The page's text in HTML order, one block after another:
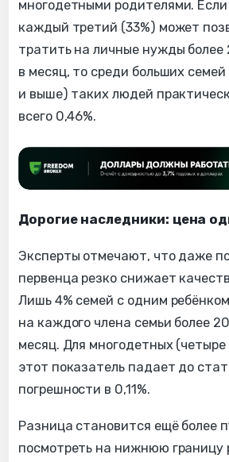
многодетными родителями.
каждый третий (33%) может
тратить на личные нужды более
в месяц, то среди больших
и выше) таких людей
всего 0,46%.
Дорогие наследники: цена
Эксперты отмечают, что даже
первенца резко снижает
Лишь 4% семей с одним
на каждого члена семьи более
месяц. Для многодетных (четыре
этот показатель падает до
погрешности в 0,11%.
Разница становится ещё более
посмотреть на нижнюю границу